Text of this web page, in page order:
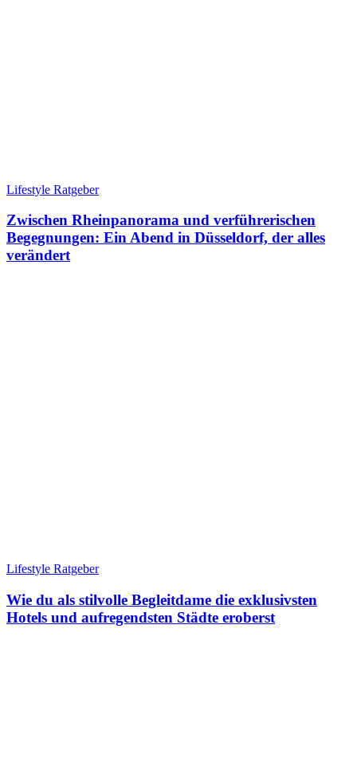
Lifestyle Ratgeber
Zwischen Rheinpanorama und verführerischen
Begegnungen: Ein Abend in Düsseldorf, der alles
verändert
Lifestyle Ratgeber
Wie du als stilvolle Begleitdame die exklusivsten
Hotels und aufregendsten Städte eroberst